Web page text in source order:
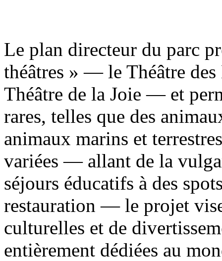
Le plan directeur du parc
théâtres » — le Théâtre
Théâtre de la Joie — et
rares, telles que des
animaux marins et
variées — allant de la
séjours éducatifs à des
restauration — le projet
culturelles et de
entièrement dédiées au